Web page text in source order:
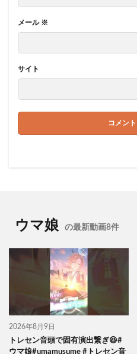
メール ※
サイト
ウマ娘 の最新動画8件
2026年8月9日
トレセン音頭で固有演出繋ぎ😆#
ウマ娘#umamusume #トレセン音